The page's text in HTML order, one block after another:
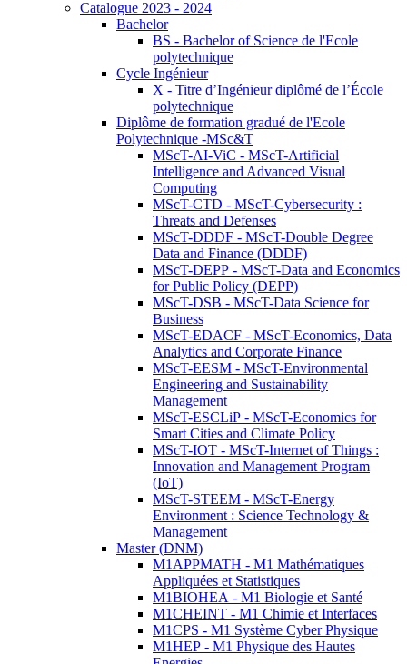
Catalogue 2023 - 2024
Bachelor
BS - Bachelor of Science de l'Ecole
polytechnique
Cycle Ingénieur
X - Titre d’Ingénieur diplômé de l’École
polytechnique
Diplôme de formation gradué de l'Ecole
Polytechnique -MSc&T
MScT-AI-ViC - MScT-Artificial
Intelligence and Advanced Visual
Computing
MScT-CTD - MScT-Cybersecurity :
Threats and Defenses
MScT-DDDF - MScT-Double Degree
Data and Finance (DDDF)
MScT-DEPP - MScT-Data and Economics
for Public Policy (DEPP)
MScT-DSB - MScT-Data Science for
Business
MScT-EDACF - MScT-Economics, Data
Analytics and Corporate Finance
MScT-EESM - MScT-Environmental
Engineering and Sustainability
Management
MScT-ESCLiP - MScT-Economics for
Smart Cities and Climate Policy
MScT-IOT - MScT-Internet of Things :
Innovation and Management Program
(IoT)
MScT-STEEM - MScT-Energy
Environment : Science Technology &
Management
Master (DNM)
M1APPMATH - M1 Mathématiques
Appliquées et Statistiques
M1BIOHEA - M1 Biologie et Santé
M1CHEINT - M1 Chimie et Interfaces
M1CPS - M1 Système Cyber Physique
M1HEP - M1 Physique des Hautes